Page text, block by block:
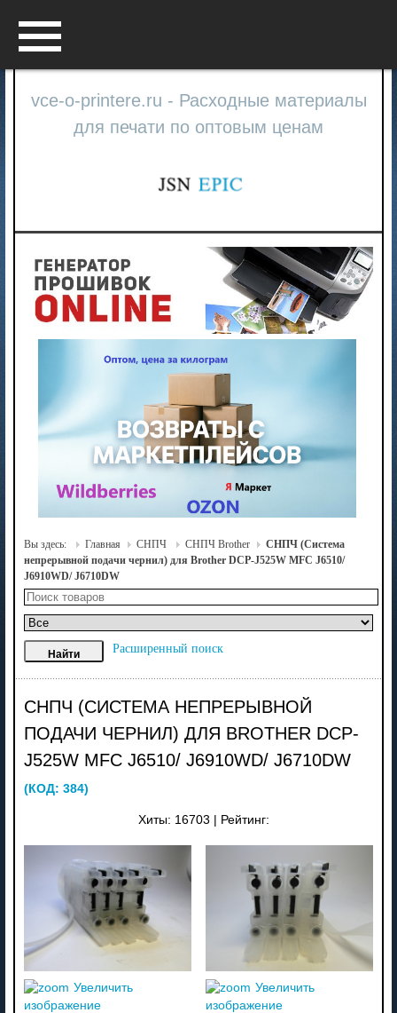
vce-o-printere.ru - Расходные материалы
для печати по оптовым ценам
Вы здесь: Главная СНПЧ СНПЧ Brother
СНПЧ (Система
непрерывной подачи чернил) для Brother DCP-J525W MFC J6510/
J6910WD/ J6710DW
Расширенный поиск
СНПЧ (СИСТЕМА НЕПРЕРЫВНОЙ
ПОДАЧИ ЧЕРНИЛ) ДЛЯ BROTHER DCP-
J525W MFC J6510/ J6910WD/ J6710DW
(КОД: 384)
Хиты: 16703 Рейтинг:
Увеличить
изображение
Увеличить
изображение